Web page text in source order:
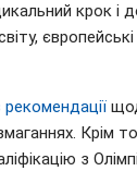
крок і
Крім
з